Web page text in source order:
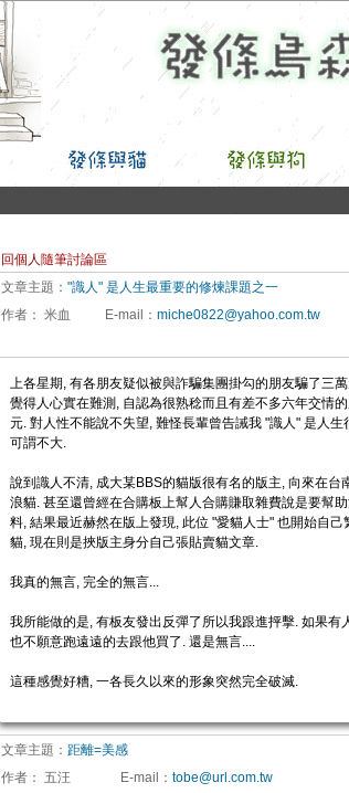
回個人隨筆討論區
文章主題： "識人" 是人生最重要的修煉課題之一
作者： 米血 E-mail ： miche0822@yahoo.com.tw
上各星期, 有各朋友疑似被與詐騙集團掛勾的朋友騙了三
覺得人心實在難測, 自認為很熟稔而且有差不多六年交情
元. 對人性不能說不失望, 難怪長輩曾告誡我 "識人" 是人
可謂不大.
說到識人不清, 成大某BBS的貓版很有名的版主, 向來在
浪貓. 甚至還曾經在合購板上幫人合購賺取雜費說是要幫
料, 結果最近赫然在版上發現, 此位 "愛貓人士" 也開始自
貓, 現在則是挾版主身分自己張貼賣貓文章.
我真的無言, 完全的無言...
我所能做的是, 有板友發出反彈了所以我跟進抨擊. 如果
也不願意跑遠遠的去跟他買了. 還是無言....
這種感覺好糟, 一各長久以來的形象突然完全破滅.
文章主題： 距離=美感
作者： 五汪 E-mail ： tobe@url.com.tw